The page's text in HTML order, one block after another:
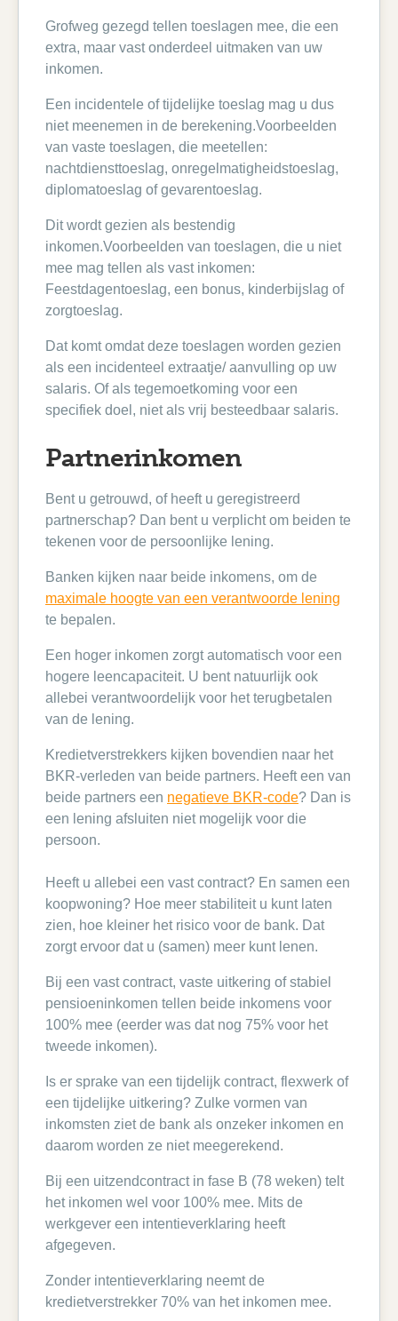
Grofweg gezegd tellen toeslagen mee, die een
extra, maar vast onderdeel uitmaken van uw
inkomen.
Een incidentele of tijdelijke toeslag mag u dus
niet meenemen in de berekening.Voorbeelden
van vaste toeslagen, die meetellen:
nachtdiensttoeslag, onregelmatigheidstoeslag,
diplomatoeslag of gevarentoeslag.
Dit wordt gezien als bestendig
inkomen.Voorbeelden van toeslagen, die u niet
mee mag tellen als vast inkomen:
Feestdagentoeslag, een bonus, kinderbijslag of
zorgtoeslag.
Dat komt omdat deze toeslagen worden gezien
als een incidenteel extraatje/ aanvulling op uw
salaris. Of als tegemoetkoming voor een
specifiek doel, niet als vrij besteedbaar salaris.
Partnerinkomen
Bent u getrouwd, of heeft u geregistreerd
partnerschap? Dan bent u verplicht om beiden te
tekenen voor de persoonlijke lening.
Banken kijken naar beide inkomens, om de
maximale hoogte van een verantwoorde lening
te bepalen.
Een hoger inkomen zorgt automatisch voor een
hogere leencapaciteit. U bent natuurlijk ook
allebei verantwoordelijk voor het terugbetalen
van de lening.
Kredietverstrekkers kijken bovendien naar het
BKR-verleden van beide partners. Heeft een van
beide partners een negatieve BKR-code? Dan is
een lening afsluiten niet mogelijk voor die
persoon.
Heeft u allebei een vast contract? En samen een
koopwoning? Hoe meer stabiliteit u kunt laten
zien, hoe kleiner het risico voor de bank. Dat
zorgt ervoor dat u (samen) meer kunt lenen.
Bij een vast contract, vaste uitkering of stabiel
pensioeninkomen tellen beide inkomens voor
100% mee (eerder was dat nog 75% voor het
tweede inkomen).
Is er sprake van een tijdelijk contract, flexwerk of
een tijdelijke uitkering? Zulke vormen van
inkomsten ziet de bank als onzeker inkomen en
daarom worden ze niet meegerekend.
Bij een uitzendcontract in fase B (78 weken) telt
het inkomen wel voor 100% mee. Mits de
werkgever een intentieverklaring heeft
afgegeven.
Zonder intentieverklaring neemt de
kredietverstrekker 70% van het inkomen mee.